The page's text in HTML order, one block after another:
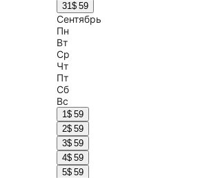
31$ 59
Сентябрь
Пн
Вт
Ср
Чт
Пт
Сб
Вс
1$ 59
2$ 59
3$ 59
4$ 59
5$ 59